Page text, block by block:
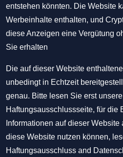
entstehen könnten. Die Website
Werbeinhalte enthalten, und
diese Anzeigen eine Vergütung
Sie erhalten
Die auf dieser Website
unbedingt in Echtzeit
genau. Bitte lesen Sie erst unsere
Haftungsausschlussseite, für die
Informationen auf dieser
diese Website nutzen können,
Haftungsausschluss and